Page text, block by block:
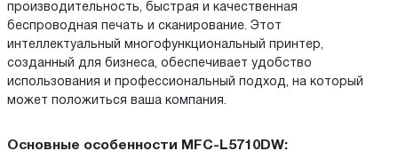
производительность, быстрая и качественная
беспроводная печать и сканирование. Этот
интеллектуальный многофункциональный принтер,
созданный для бизнеса, обеспечивает удобство
использования и профессиональный подход, на который
может положиться ваша компания.
Основные особенности MFC-L5710DW: